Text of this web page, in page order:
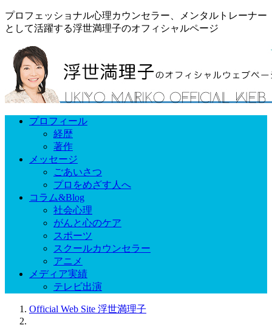
プロフェッショナル心理カウンセラー、メンタルトレーナー
として活躍する浮世満理子のオフィシャルページ
プロフィール
経歴
著作
メッセージ
ごあいさつ
プロをめざす人へ
コラム&Blog
社会心理
がんと心のケア
スポーツ
スクールカウンセラー
アニメ
メディア実績
テレビ出演
Official Web Site 浮世満理子